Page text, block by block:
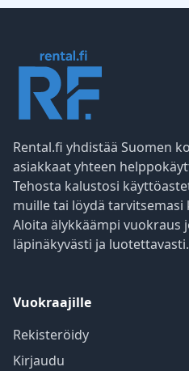
Rental.fi yhdistää Suomen
asiakkaat yhteen
Tehosta kalustosi
muille tai löydä
Aloita älykkäämpi vuokraus
läpinäkyvästi ja luotettavasti.
Vuokraajille
Rekisteröidy
Kirjaudu